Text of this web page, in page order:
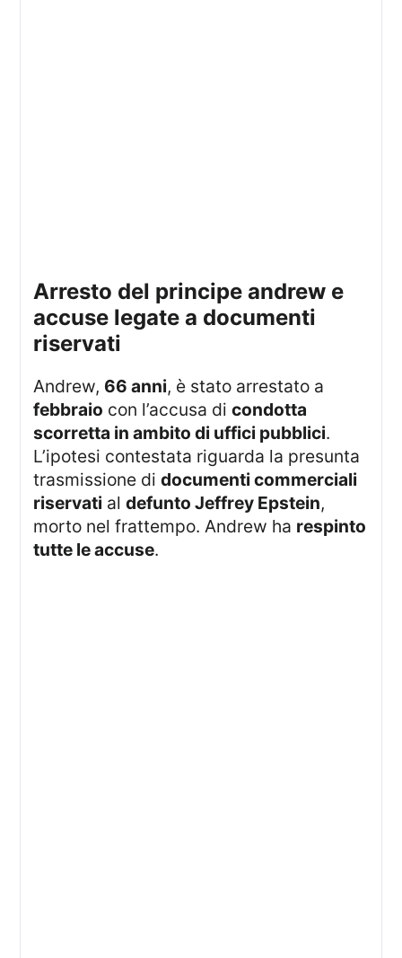
arresto del principe andrew e
accuse legate a documenti
riservati
Andrew, 66 anni, è stato arrestato a
febbraio con l’accusa dicondotta
scorretta in ambito di uffici pubblici.
L’ipotesi contestata riguarda la presunta
trasmissione didocumenti commerciali
riservati aldefunto Jeffrey Epstein,
morto nel frattempo. Andrew ha respinto
tutte le accuse.